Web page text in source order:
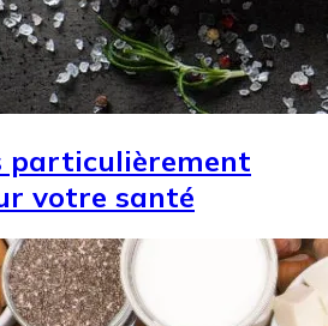
particulièrement
votre santé